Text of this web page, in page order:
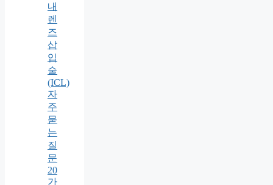
내
렌
즈
삽
입
술
(ICL)
자
주
묻
는
질
문
20
가